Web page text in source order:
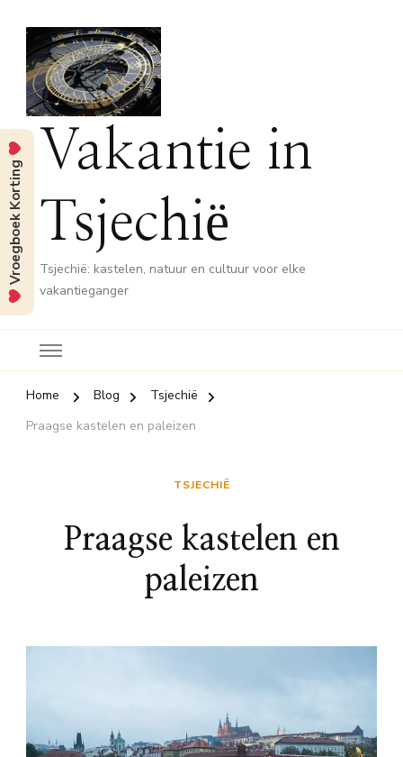
Vakantie in
Tsjechië
Tsjechië: kastelen, natuur en cultuur voor elke
vakantieganger
Home Blog
Tsjechië
Praagse kastelen en paleizen
TSJECHIË
Praagse kastelen en
paleizen
Vroegboek Korting